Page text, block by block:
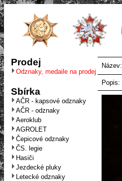
Prodej
Odznaky, medaile na prodej
Sbírka
AČR - kapsové odznaky
AČR - odznaky
Aeroklub
AGROLET
Čepicové odznaky
ČS. legie
Hasiči
Jezdecké pluky
Letecké odznaky
Název:
Popis: